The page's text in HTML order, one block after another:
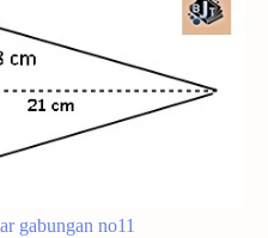
gabungan no11